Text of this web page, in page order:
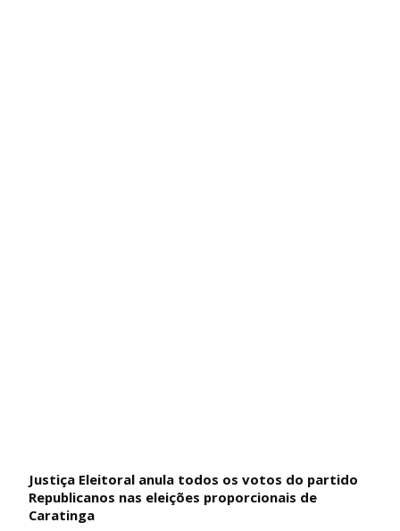
Justiça Eleitoral anula todos os votos do partido
Republicanos nas eleições proporcionais de
Caratinga